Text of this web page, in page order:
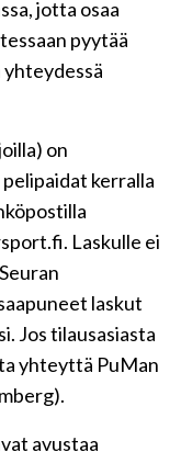
jotta osaa
pyytää
yhteydessä
on
kerralla
Laskulle ei
laskut
Jos tilausasiasta
yhteyttä PuMan
avustaa